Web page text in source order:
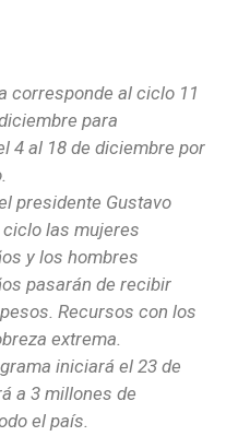
corresponde al ciclo 11
para
4 al 18 de diciembre por
presidente Gustavo
las mujeres
y los hombres
pasarán de recibir
Recursos con los
extrema.
iniciará el 23 de
a 3 millones de
el país.